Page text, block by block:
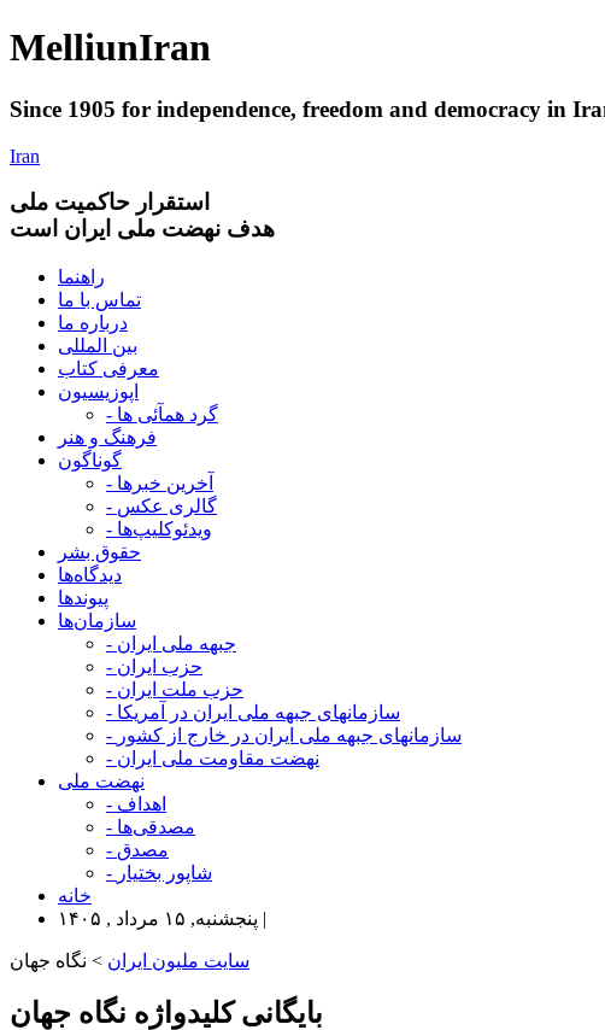
MelliunIran
Since 1905 for independence, freedom and democracy in
Iran
استقرار حاکميت ملی
هدف نهضت ملی ایران است
راهنما
تماس با ما
درباره ما
بین المللی
معرفی کتاب
اپوزیسیون
- گرد همآئی ها
فرهنگ و هنر
گوناگون
- آخرین خبرها
- گالری عکس
- ویدئوکلیپ‌ها
حقوق بشر
دیدگاه‌ها
پیوندها
سازمان‌ها
- جبهه ملی ایران
- حزب ایران
- حزب ملت ایران
- سازمانهای جبهه ملی ایران در آمریکا
- سازمانهای جبهه ملی ایران در خارج از کشور
- نهضت مقاومت ملی ایران
نهضت ملی
- اهداف
- مصدقی‌ها
- مصدق
- شاپور بختیار
خانه
پنجشنبه, ۱۵ مرداد , ۱۴۰۵ |
سایت ملیون ایران > نگاه جهان
بایگانی کلیدواژه نگاه جهان